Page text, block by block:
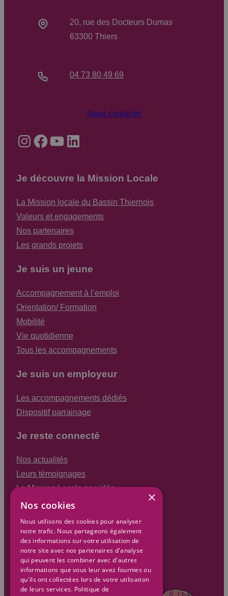
20, rue des Docteurs Dumas
63300 Thiers
04 73 80 49 69
Nous contacter
Instagram Facebook YouTube LinkedIn
Je découvre la Mission Locale
La Mission locale du Bassin Thiernois
Valeurs et engagements
Nos partenaires
Les grands projets
Je suis un jeune
Accompagnement à l’emploi
Orientation/ Formation
Mobilité
Vie quotidienne
Tous les accompagnements
Je suis un employeur
Les accompagnements dédiés
Dispositif parrainage
Je reste connecté
Nos actualités
Leurs témoignages
La Mission Locale en vidéo
La foire aux questions
×
Nos cookies
Nous utilisons des cookies pour analyser
notre trafic. Nous partageons également
des informations sur votre utilisation de
notre site avec nos partenaires d'analyse
qui peuvent les combiner avec d'autres
informations que vous leur avez fournies ou
qu'ils ont collectées lors de votre utilisation
de leurs services. Politique de